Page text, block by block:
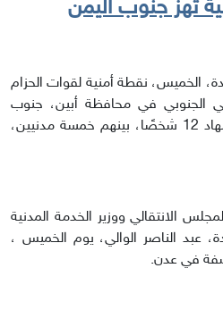
تهز جنوب اليمن
الخميس، نقطة أمنية لقوات الحزام
الجنوبي في محافظة أبين، جنوب
اليمن. أسفر الهجوم عن استشهاد 12 شخصًا، بينهم خمسة مدنيين،
الانتقالي ووزير الخدمة المدنية
عبد الناصر الوالي، يوم الخميس ،
في عدن.